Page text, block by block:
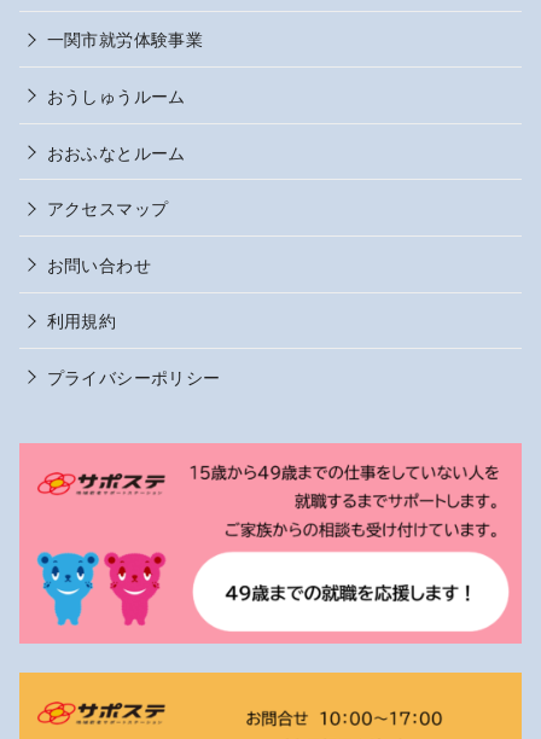
一関市就労体験事業
おうしゅうルーム
おおふなとルーム
アクセスマップ
お問い合わせ
利用規約
プライバシーポリシー